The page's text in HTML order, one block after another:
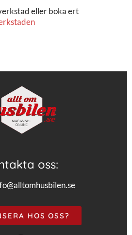
eller boka ert
oss:
HOS OSS?